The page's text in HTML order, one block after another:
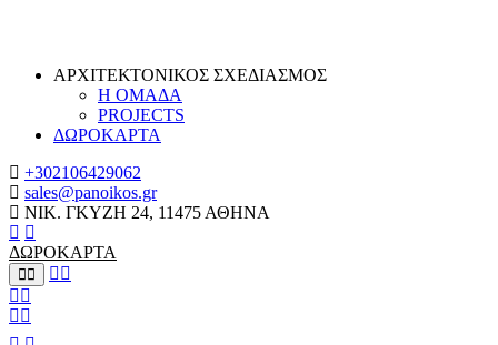
ΑΡΧΙΤΕΚΤΟΝΙΚΟΣ ΣΧΕΔΙΑΣΜΟΣ
Η ΟΜΑΔΑ
PROJECTS
ΔΩΡΟΚΑΡΤΑ
+302106429062
sales@panoikos.gr
ΝΙΚ. ΓΚΥΖΗ 24, 11475 ΑΘΗΝΑ
ΔΩΡΟΚΑΡΤΑ